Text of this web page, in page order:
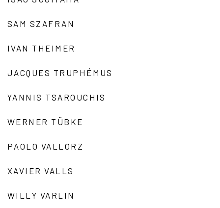
SAM SZAFRAN
IVAN THEIMER
JACQUES TRUPHÉMUS
YANNIS TSAROUCHIS
WERNER TÜBKE
PAOLO VALLORZ
XAVIER VALLS
WILLY VARLIN